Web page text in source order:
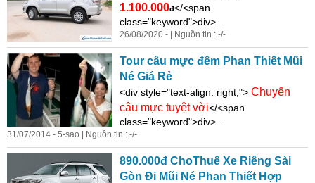
1.100.000đ</<span
class="keyword">div>...
26/08/2020 - | Nguồn tin : -/-
Tour câu mực đêm Phan Thiết Mũi
Né Giá Rẻ
<div style="text-align: right;"> Chuyến
câu mực tuyệt vời</<span
class="keyword">div>...
31/07/2014 - 5-sao | Nguồn tin : -/-
890.000đ ChoThuê Xe Riêng Sài
Gòn Đi Mũi Né Phan Thiết Hợp